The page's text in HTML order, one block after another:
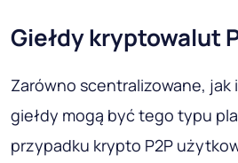
Giełdy kryptowalut
Zarówno scentralizowane,
giełdy mogą być tego typu
przypadku krypto P2P